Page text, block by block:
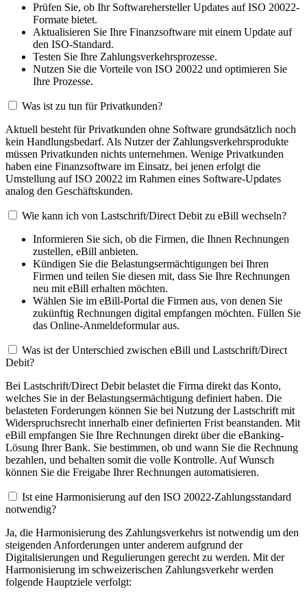
Prüfen Sie, ob Ihr Softwarehersteller Updates auf ISO 20022-
Formate bietet.
Aktualisieren Sie Ihre Finanzsoftware mit einem Update auf
den ISO-Standard.
Testen Sie Ihre Zahlungsverkehrsprozesse.
Nutzen Sie die Vorteile von ISO 20022 und optimieren Sie
Ihre Prozesse.
Was ist zu tun für Privatkunden?
Aktuell besteht für Privatkunden ohne Software grundsätzlich noch
kein Handlungsbedarf. Als Nutzer der Zahlungsverkehrsprodukte
müssen Privatkunden nichts unternehmen. Wenige Privatkunden
haben eine Finanzsoftware im Einsatz, bei jenen erfolgt die
Umstellung auf ISO 20022 im Rahmen eines Software-Updates
analog den Geschäftskunden.
Wie kann ich von Lastschrift/Direct Debit zu eBill wechseln?
Informieren Sie sich, ob die Firmen, die Ihnen Rechnungen
zustellen, eBill anbieten.
Kündigen Sie die Belastungsermächtigungen bei Ihren
Firmen und teilen Sie diesen mit, dass Sie Ihre Rechnungen
neu mit eBill erhalten möchten.
Wählen Sie im eBill-Portal die Firmen aus, von denen Sie
zukünftig Rechnungen digital empfangen möchten. Füllen Sie
das Online-Anmeldeformular aus.
Was ist der Unterschied zwischen eBill und Lastschrift/Direct
Debit?
Bei Lastschrift/Direct Debit belastet die Firma direkt das Konto,
welches Sie in der Belastungsermächtigung definiert haben. Die
belasteten Forderungen können Sie bei Nutzung der Lastschrift mit
Widerspruchsrecht innerhalb einer definierten Frist beanstanden. Mit
eBill empfangen Sie Ihre Rechnungen direkt über die eBanking-
Lösung Ihrer Bank. Sie bestimmen, ob und wann Sie die Rechnung
bezahlen, und behalten somit die volle Kontrolle. Auf Wunsch
können Sie die Freigabe Ihrer Rechnungen automatisieren.
Ist eine Harmonisierung auf den ISO 20022-Zahlungsstandard
notwendig?
Ja, die Harmonisierung des Zahlungsverkehrs ist notwendig um den
steigenden Anforderungen unter anderem aufgrund der
Digitalisierungen und Regulierungen gerecht zu werden. Mit der
Harmonisierung im schweizerischen Zahlungsverkehr werden
folgende Hauptziele verfolgt: